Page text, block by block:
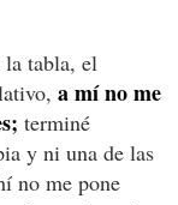
la tabla, el
a mí no me
terminé
y ni una de las
no me pone